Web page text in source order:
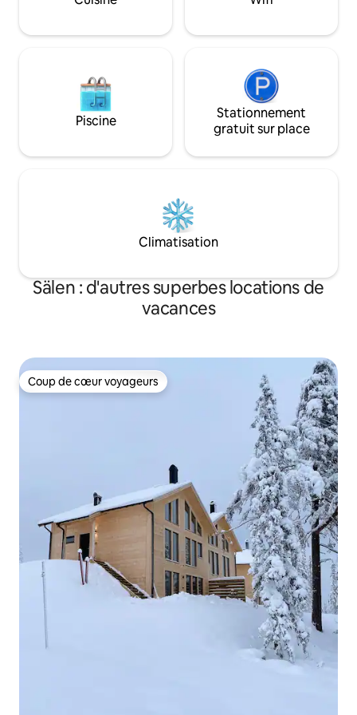
commodités telles qu'un lave-vaisselle,
linge. Hébergement idéal pour les
Piscine
Stationnement
gratuit sur place
Climatisation
Sälen : d'autres superbes locations de
vacances
Coup de cœur voyageurs
Coup de cœur voyageurs